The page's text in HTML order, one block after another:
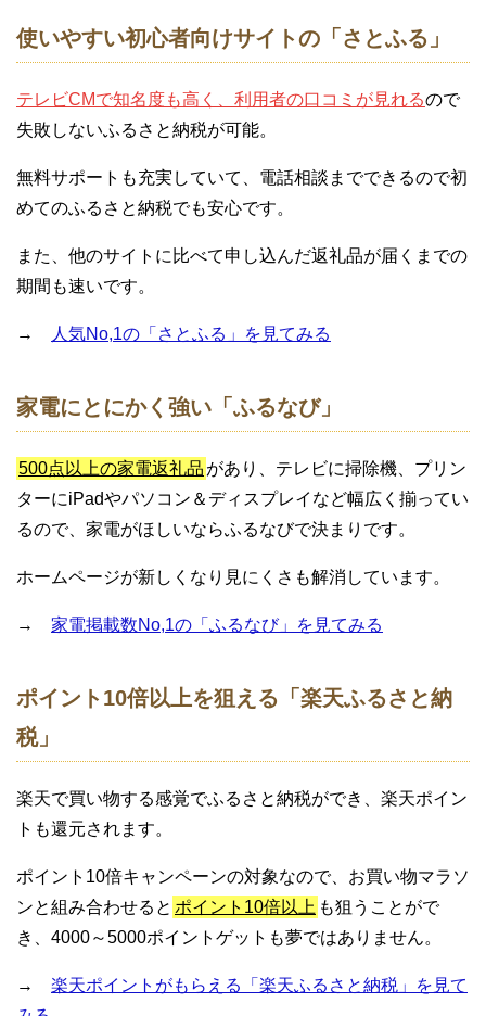
使いやすい初心者向けサイトの「さとふる」
テレビCMで知名度も高く、利用者の口コミが見れるので
失敗しないふるさと納税が可能。
無料サポートも充実していて、電話相談までできるので初
めてのふるさと納税でも安心です。
また、他のサイトに比べて申し込んだ返礼品が届くまでの
期間も速いです。
→ 人気No,1の「さとふる」を見てみる
家電にとにかく強い「ふるなび」
500点以上の家電返礼品 があり、テレビに掃除機、プリン
ターにiPadやパソコン＆ディスプレイなど幅広く揃ってい
るので、家電がほしいならふるなびで決まりです。
ホームページが新しくなり見にくさも解消しています。
→ 家電掲載数No,1の「ふるなび」を見てみる
ポイント10倍以上を狙える「楽天ふるさと納
税」
楽天で買い物する感覚でふるさと納税ができ、楽天ポイン
トも還元されます。
ポイント10倍キャンペーンの対象なので、お買い物マラソ
ンと組み合わせると ポイント10倍以上 も狙うことがで
き、4000～5000ポイントゲットも夢ではありません。
→ 楽天ポイントがもらえる「楽天ふるさと納税」を見て